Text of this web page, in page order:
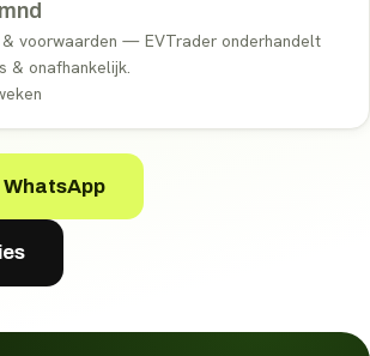
voorwaarden — EVTrader onderhandelt
& onafhankelijk.